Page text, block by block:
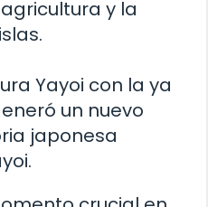
y la
Yayoi con la ya
un nuevo
japonesa